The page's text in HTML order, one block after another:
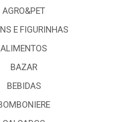
AGRO&PET
E FIGURINHAS
ALIMENTOS
BAZAR
BEBIDAS